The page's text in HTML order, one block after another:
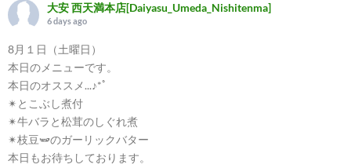
大安 西天満本店[Daiyasu_Umeda_Nishitenma]
6 days ago
8月１日（土曜日）
本日のメニューです。
本日のオススメ...♪*ﾟ
✴︎とこぶし煮付
✴︎牛バラと松茸のしぐれ煮
✴︎枝豆🫛のガーリックバター
本日もお待ちしております。